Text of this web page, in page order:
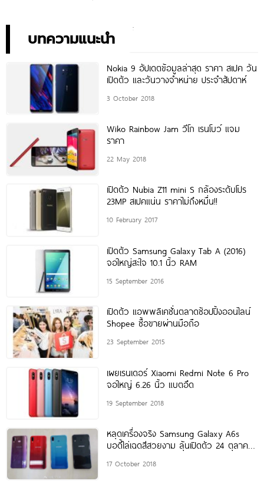
บทความแนะนำ
Nokia 9 อัปเดตข้อมูลล่าสุด ราคา สเปค วัน
เปิดตัว และวันวางจำหน่าย ประจำสัปดาห์
3 October 2018
Wiko Rainbow Jam วีโก เรนโบว์ แจม
ราคา
22 May 2018
เปิดตัว Nubia Z11 mini S กล้องระดับโปร
23MP สเปคแน่น ราคาไม่ถึงหมื่น!!
10 February 2017
เปิดตัว Samsung Galaxy Tab A (2016)
จอใหญ่สะใจ 10.1 นิ้ว RAM
15 September 2016
เปิดตัว แอพพลิเคชั่นตลาดช้อปปิ้งออนไลน์
Shopee ซื้อขายผ่านมือถือ
23 September 2015
เผยเรนเดอร์ Xiaomi Redmi Note 6 Pro
จอใหญ่ 6.26 นิ้ว แบตอึด
19 September 2018
หลุดเครื่องจริง Samsung Galaxy A6s
บอดี้ไล่เฉดสีสวยงาม ลุ้นเปิดตัว 24 ตุลาคม
17 October 2018